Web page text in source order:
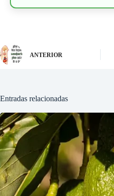
ANTERIOR
Entradas relacionadas